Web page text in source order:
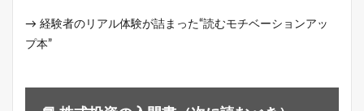
→ 経験者のリアル体験が詰まった“読むモチベーションアッ
プ本”